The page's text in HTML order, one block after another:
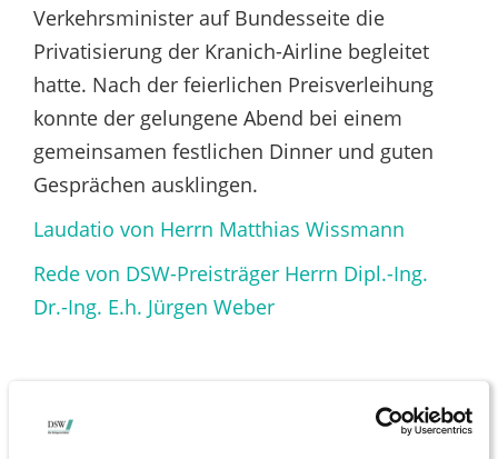
Verkehrsminister auf Bundesseite die
Privatisierung der Kranich-Airline begleitet
hatte. Nach der feierlichen Preisverleihung
konnte der gelungene Abend bei einem
gemeinsamen festlichen Dinner und guten
Gesprächen ausklingen.
Laudatio von Herrn Matthias Wissmann
Rede von DSW-Preisträger Herrn Dipl.-Ing.
Dr.-Ing. E.h. Jürgen Weber